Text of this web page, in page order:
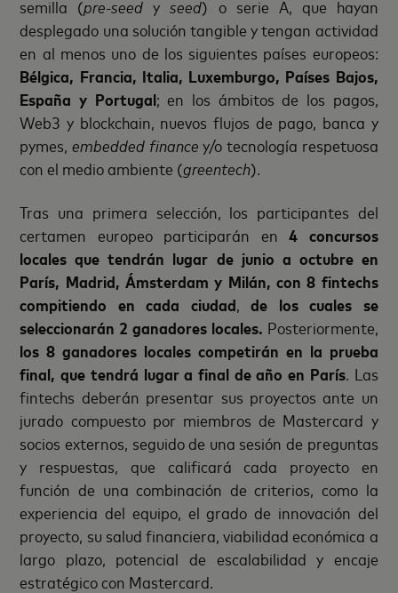
semilla (pre-seed yseed) o serie A, que hayan
desplegado una solución tangible y tengan actividad
en al menos uno de los siguientes países europeos:
Bélgica, Francia, Italia, Luxemburgo, Países Bajos,
España y Portugal; en los ámbitos de los pagos,
Web3 y blockchain, nuevos flujos de pago, banca y
pymes,embedded finance y/o tecnología respetuosa
con el medio ambiente (greentech).
Tras una primera selección, los participantes del
certamen europeo participarán en4 concursos
locales que tendrán lugar de junio a octubre en
París, Madrid, Ámsterdam y Milán, con 8 fintechs
compitiendo en cada ciudad ,de los cuales se
seleccionarán 2 ganadores locales. Posteriormente,
los 8 ganadores locales competirán en la prueba
final, que tendrá lugar a final de año en París. Las
fintechs deberán presentar sus proyectos ante un
jurado compuesto por miembros de Mastercard y
socios externos, seguido de una sesión de preguntas
y respuestas, que calificará cada proyecto en
función de una combinación de criterios, como la
experiencia del equipo, el grado de innovación del
proyecto, su salud financiera, viabilidad económica a
largo plazo, potencial de escalabilidad y encaje
estratégico con Mastercard.